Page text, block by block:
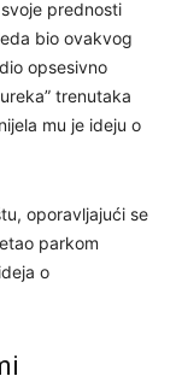
prednosti
bio ovakvog
opsesivno
trenutaka
mu je ideju o
oporavljajući se
parkom
o